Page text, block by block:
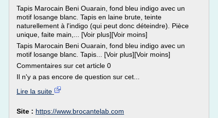
Tapis Marocain Beni Ouarain, fond bleu indigo avec un
motif losange blanc. Tapis en laine brute, teinte
naturellement à l'indigo (qui peut donc déteindre). Pièce
unique, faite main,... [Voir plus][Voir moins]
Tapis Marocain Beni Ouarain, fond bleu indigo avec un
motif losange blanc. Tapis... [Voir plus][Voir moins]
Commentaires sur cet article 0
Il n'y a pas encore de question sur cet...
Lire la suite
Site : https://www.brocantelab.com